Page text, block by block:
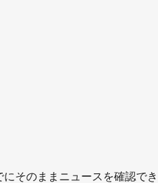
にそのままニュースを確認で